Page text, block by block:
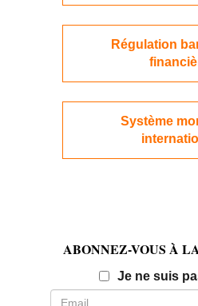
Régulation
Système
ABONNEZ-VOUS À
Je ne suis